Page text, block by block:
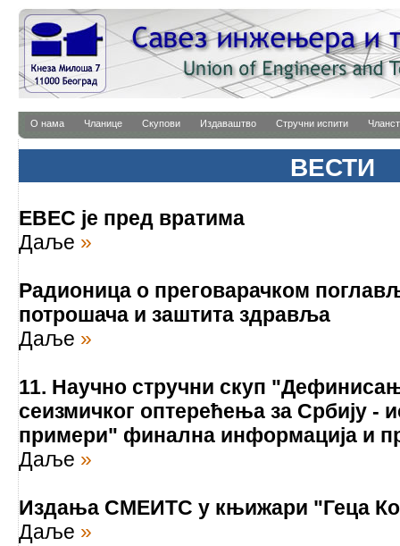
О нама Чланице Скупови Издаваштво Стручни испити
ВЕСТИ
EBEC је пред вратима
Даље »
Радионица о преговарачком
потрошача и заштита здравља
Даље »
11. Научно стручни скуп
сеизмичког оптерећења за Србију -
примери" финална информација и
Даље »
Издања СМЕИТС у књижари "Геца
Даље »